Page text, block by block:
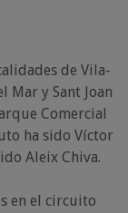
de Vila-
Mar y Sant Joan
Comercial
ha sido Víctor
Aleix Chiva.
en el circuito